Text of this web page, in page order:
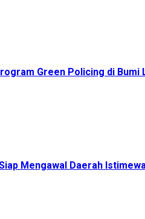
Green Policing di Bumi
Mengawal Daerah